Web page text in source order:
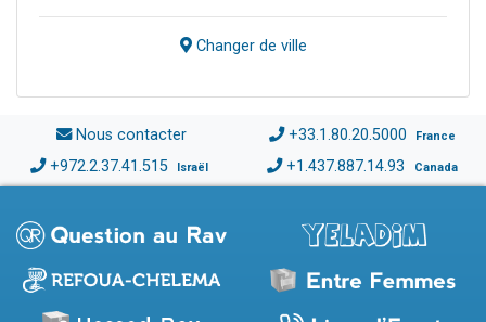
Changer de ville
Nous contacter +33.1.80.20.5000 France
+972.2.37.41.515 Israël +1.437.887.14.93 Canada